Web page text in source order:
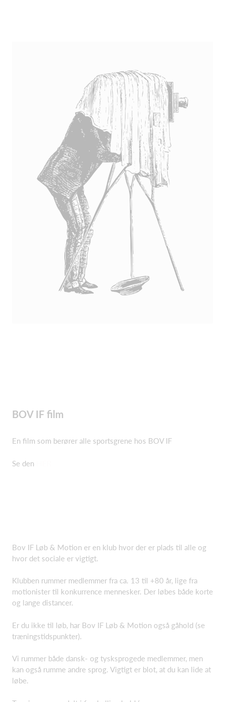
BOV IF film
En film som berører alle sportsgrene hos BOV IF
Se den
Bov IF Løb & Motion er en klub hvor der er plads til alle og
hvor det sociale er vigtigt.
Klubben rummer medlemmer fra ca. 13 til +80 år, lige fra
motionister til konkurrence mennesker. Der løbes både korte
og lange distancer.
Er du ikke til løb, har Bov IF Løb & Motion også gåhold (se
træningstidspunkter).
Vi rummer både dansk- og tysksprogede medlemmer, men
kan også rumme andre sprog. Vigtigt er blot, at du kan lide at
løbe.